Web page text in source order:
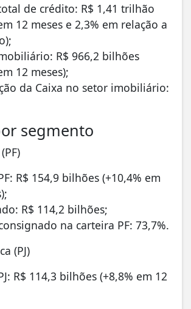
de crédito: R$ 1,41 trilhão
12 meses e 2,3% em relação a
R$ 966,2 bilhões
12 meses);
da Caixa no setor imobiliário:
segmento
R$ 154,9 bilhões (+10,4% em
R$ 114,2 bilhões;
na carteira PF: 73,7%.
(PJ)
R$ 114,3 bilhões (+8,8% em 12